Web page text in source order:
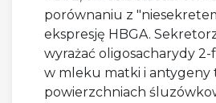
porównaniu z
ekspresję HBGA.
wyrażać oligosacharydy
w mleku matki i antygeny
powierzchniach